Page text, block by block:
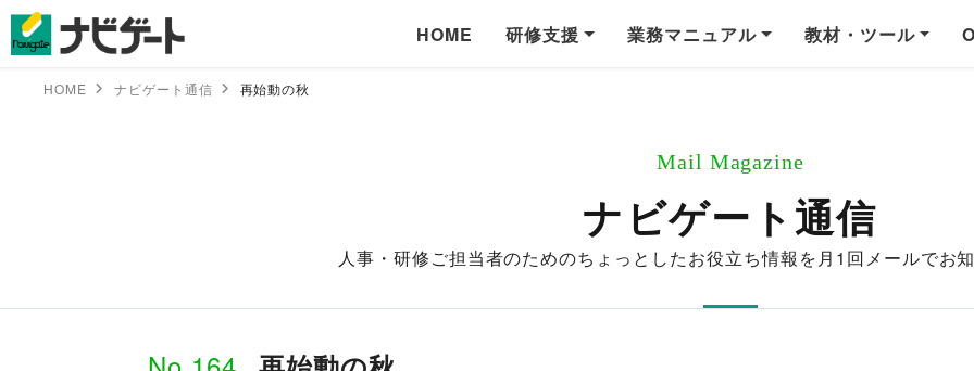
HOME 研修支援 業務マニュアル 教材・ツール
HOME ナビゲート通信 再始動の秋
Mail Magazine
ナビゲート通信
人事・研修ご担当者のためのちょっとしたお役立ち情報を月1回メールでお